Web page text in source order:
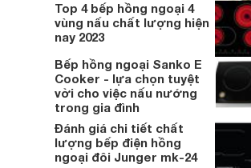
Top 4 bếp hồng ngoại 4
vùng nấu chất lượng hiện
nay 2023
Bếp hồng ngoại Sanko E
Cooker - lựa chọn tuyệt
vời cho việc nấu nướng
trong gia đình
Đánh giá chi tiết chất
lượng bếp điện hồng
ngoại đôi Junger mk-24